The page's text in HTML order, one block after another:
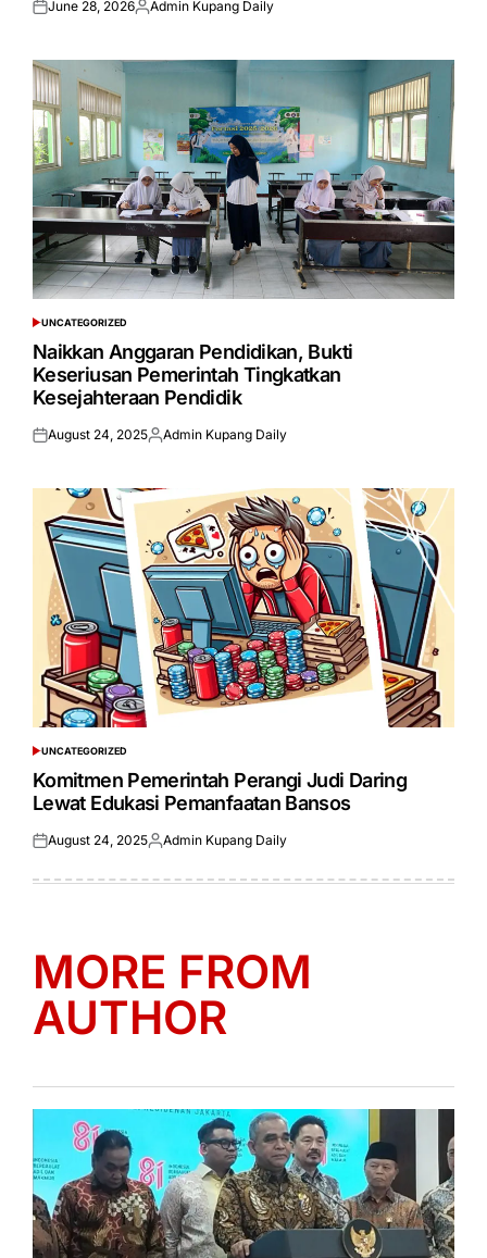
Posted
June 28, 2026Posted
Admin Kupang Daily
POSTED
IN
UNCATEGORIZED
Naikkan Anggaran Pendidikan, Bukti
Keseriusan Pemerintah Tingkatkan
Kesejahteraan Pendidik
Posted
August 24, 2025Posted
Admin Kupang Daily
POSTED
IN
UNCATEGORIZED
Komitmen Pemerintah Perangi Judi Daring
Lewat Edukasi Pemanfaatan Bansos
Posted
August 24, 2025Posted
Admin Kupang Daily
MORE FROM
AUTHOR